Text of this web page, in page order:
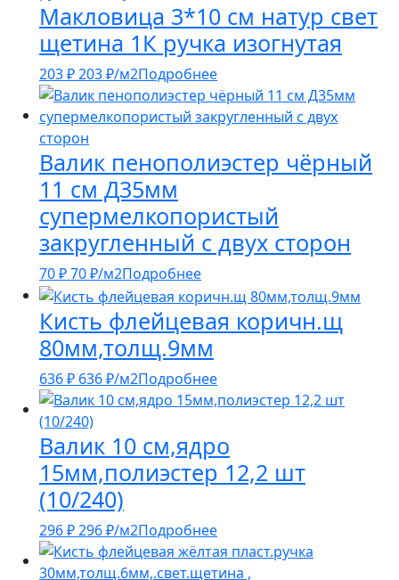
Макловица 3*10 см натур свет
щетина 1К ручка изогнутая
203₽203₽/м2Подробнее
Валик пенополиэстер чёрный
11 см Д35мм
супермелкопористый
закругленный с двух сторон
70₽70₽/м2Подробнее
Кисть флейцевая коричн.щ
80мм,толщ.9мм
636₽ 636₽/м2Подробнее
Валик 10 см,ядро
15мм,полиэстер 12,2 шт
(10/240)
296₽296₽/м2Подробнее